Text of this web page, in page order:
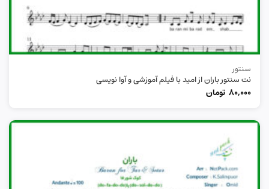
سنتور
نت سنتور باران از امید با فیلم آموزشی و آوا نویسی
80,000 تومان